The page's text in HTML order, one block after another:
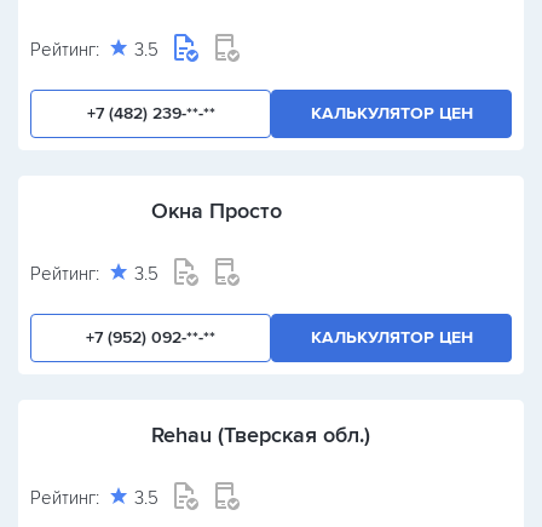
Рейтинг: 3.5
+7 (482) 239-**-** КАЛЬКУЛЯТОР ЦЕН
Окна Просто
Рейтинг: 3.5
+7 (952) 092-**-** КАЛЬКУЛЯТОР ЦЕН
Rehau (Тверская обл.)
Рейтинг: 3.5